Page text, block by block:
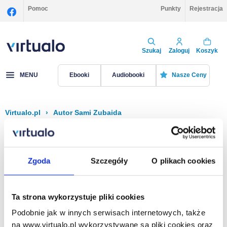
Zgoda Szczegóły O plikach cookies
Ta strona wykorzystuje pliki cookies
Podobnie jak w innych serwisach internetowych, także
na www.virtualo.pl wykorzystywane są pliki cookies oraz
Pomoc Punkty Rejestracja
Szukaj Zaloguj Koszyk
MENU Ebooki Audiobooki Nasze Ceny
Virtualo.pl › Autor Sami Zubaida
Filtruj Sortuj
Na stronie